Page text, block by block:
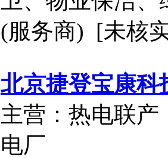
(服务商) [未核
北京捷登宝康科
主营：热电联
电厂